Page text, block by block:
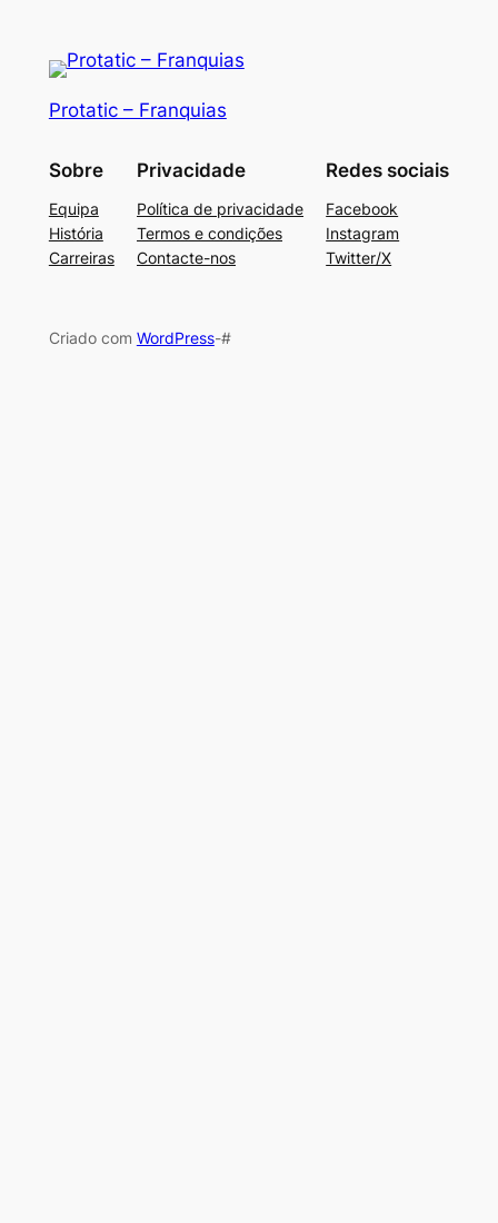
Protatic – Franquias
Sobre
Equipa
História
Carreiras
Privacidade
Política de privacidade
Termos e condições
Contacte-nos
Redes sociais
Facebook
Instagram
Twitter/X
Criado com WordPress-#